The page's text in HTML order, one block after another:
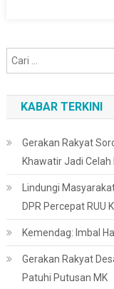
KABAR TERKINI
Gerakan Rakyat
Khawatir Jadi
Lindungi
DPR Percepat RUU
Kemendag: Imbal
Gerakan Rakyat
Patuhi Putusan MK